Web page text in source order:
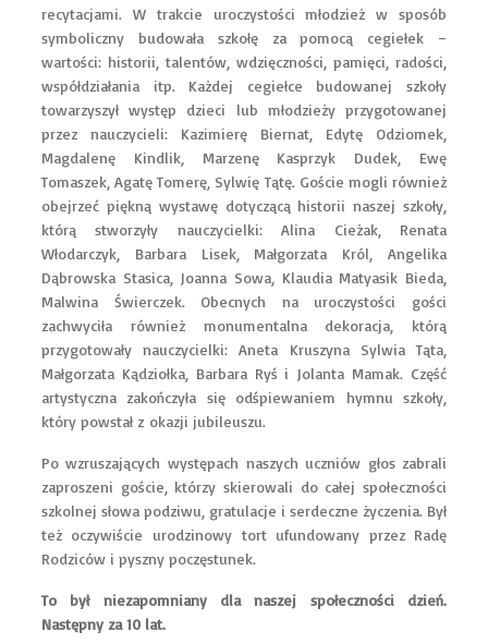
recytacjami. W trakcie uroczystości młodzież w sposób
symboliczny budowała szkołę za pomocą cegiełek –
wartości: historii, talentów, wdzięczności, pamięci, radości,
współdziałania itp. Każdej cegiełce budowanej szkoły
towarzyszył występ dzieci lub młodzieży przygotowanej
przez nauczycieli: Kazimierę Biernat, Edytę Odziomek,
Magdalenę Kindlik, Marzenę Kasprzyk Dudek, Ewę
Tomaszek, Agatę Tomerę, Sylwię Tątę. Goście mogli również
obejrzeć piękną wystawę dotyczącą historii naszej szkoły,
którą stworzyły nauczycielki: Alina Cieżak, Renata
Włodarczyk, Barbara Lisek, Małgorzata Król, Angelika
Dąbrowska Stasica, Joanna Sowa, Klaudia Matyasik Bieda,
Malwina Świerczek. Obecnych na uroczystości gości
zachwyciła również monumentalna dekoracja, którą
przygotowały nauczycielki: Aneta Kruszyna Sylwia Tąta,
Małgorzata Kądziołka, Barbara Ryś i Jolanta Mamak. Część
artystyczna zakończyła się odśpiewaniem hymnu szkoły,
który powstał z okazji jubileuszu.
Po wzruszających występach naszych uczniów głos zabrali
zaproszeni goście, którzy skierowali do całej społeczności
szkolnej słowa podziwu, gratulacje i serdeczne życzenia. Był
też oczywiście urodzinowy tort ufundowany przez Radę
Rodziców i pyszny poczęstunek.
To był niezapomniany dla naszej społeczności dzień.
Następny za 10 lat.